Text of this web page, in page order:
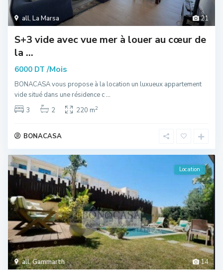
21
all, La Marsa
S+3 vide avec vue mer à louer au cœur de
la ...
6000 DT/Mois
BONACASA vous propose à la location un luxueux appartement
vide situé dans une résidence c...
3
2 220 m2
BONACASA
14
all,Gammarth
Location